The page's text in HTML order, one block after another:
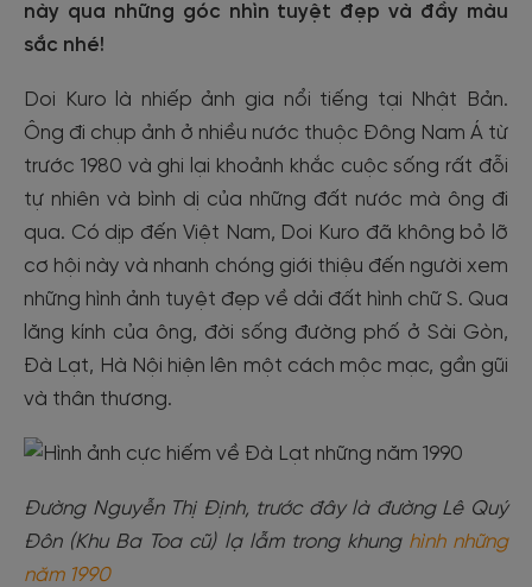
này qua những góc nhìn tuyệt đẹp và đầy màu
sắc nhé!
Doi Kuro là nhiếp ảnh gia nổi tiếng tại Nhật Bản.
Ông đi chụp ảnh ở nhiều nước thuộc Đông Nam Á từ
trước 1980 và ghi lại khoảnh khắc cuộc sống rất đỗi
tự nhiên và bình dị của những đất nước mà ông đi
qua. Có dịp đến Việt Nam, Doi Kuro đã không bỏ lỡ
cơ hội này và nhanh chóng giới thiệu đến người xem
những hình ảnh tuyệt đẹp về dải đất hình chữ S. Qua
lăng kính của ông, đời sống đường phố ở Sài Gòn,
Đà Lạt, Hà Nội hiện lên một cách mộc mạc, gần gũi
và thân thương.
Đường Nguyễn Thị Định, trước đây là đường Lê Quý
Đôn (Khu Ba Toa cũ) lạ lẫm trong khung hình những
năm 1990